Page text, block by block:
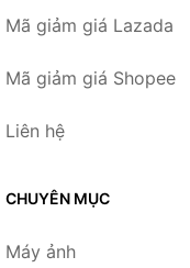
Mã giảm giá Lazada
Mã giảm giá Shopee
Liên hệ
CHUYÊN MỤC
Máy ảnh